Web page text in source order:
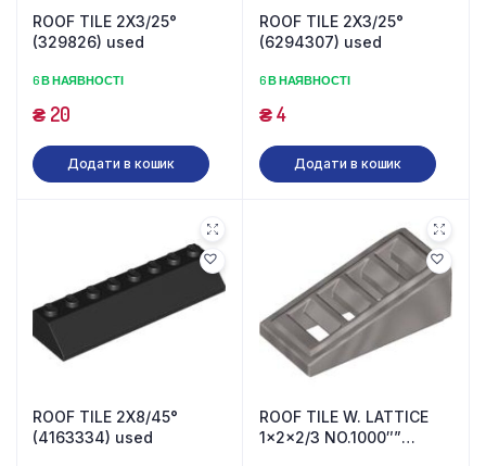
ROOF TILE 2X3/25°
(329826) used
6 В НАЯВНОСТІ
₴20
Додати в кошик
ROOF TILE 2X3/25°
(6294307) used
6 В НАЯВНОСТІ
₴4
Додати в кошик
ROOF TILE 2X8/45°
(4163334) used
ROOF TILE W. LATTICE
1x2x2/3 NO.1000″”